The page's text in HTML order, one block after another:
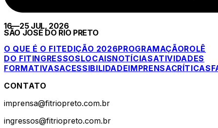
16—25 JUL, 2026
SÃO JOSÉ DO RIO PRETO
O QUE É O FITEDIÇÃO 2026PROGRAMAÇÃOROLÊ
DO FITINGRESSOSLOCAISNOTÍCIASATIVIDADES
FORMATIVASACESSIBILIDADEIMPRENSACRÍTICAS
CONTATO
imprensa@fitriopreto.com.br
ingressos@fitriopreto.com.br